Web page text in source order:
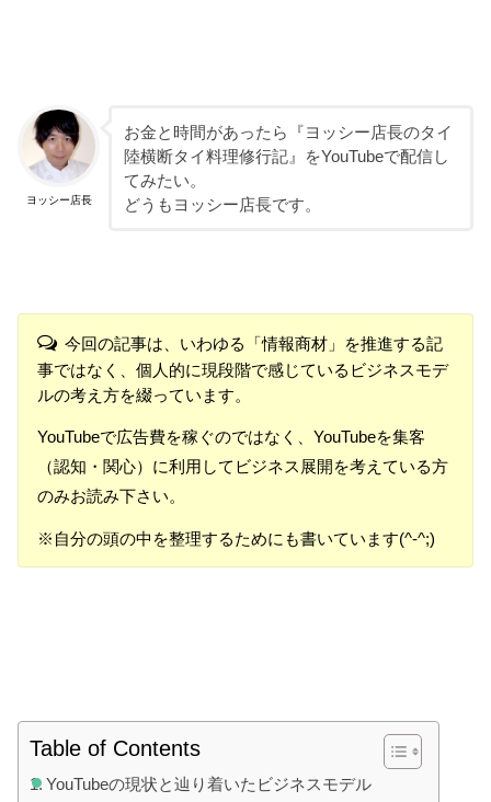
ヨッシー店長
お金と時間があったら『ヨッシー店長のタイ
陸横断タイ料理修行記』をYouTubeで配信し
てみたい。
どうもヨッシー店長です。
今回の記事は、いわゆる「情報商材」を推進する記
事ではなく、個人的に現段階で感じているビジネスモデ
ルの考え方を綴っています。
YouTubeで広告費を稼ぐのではなく、YouTubeを集客
（認知・関心）に利用してビジネス展開を考えている方
のみお読み下さい。
※自分の頭の中を整理するためにも書いています(^-^;)
Table of Contents
YouTubeの現状と辿り着いたビジネスモデル